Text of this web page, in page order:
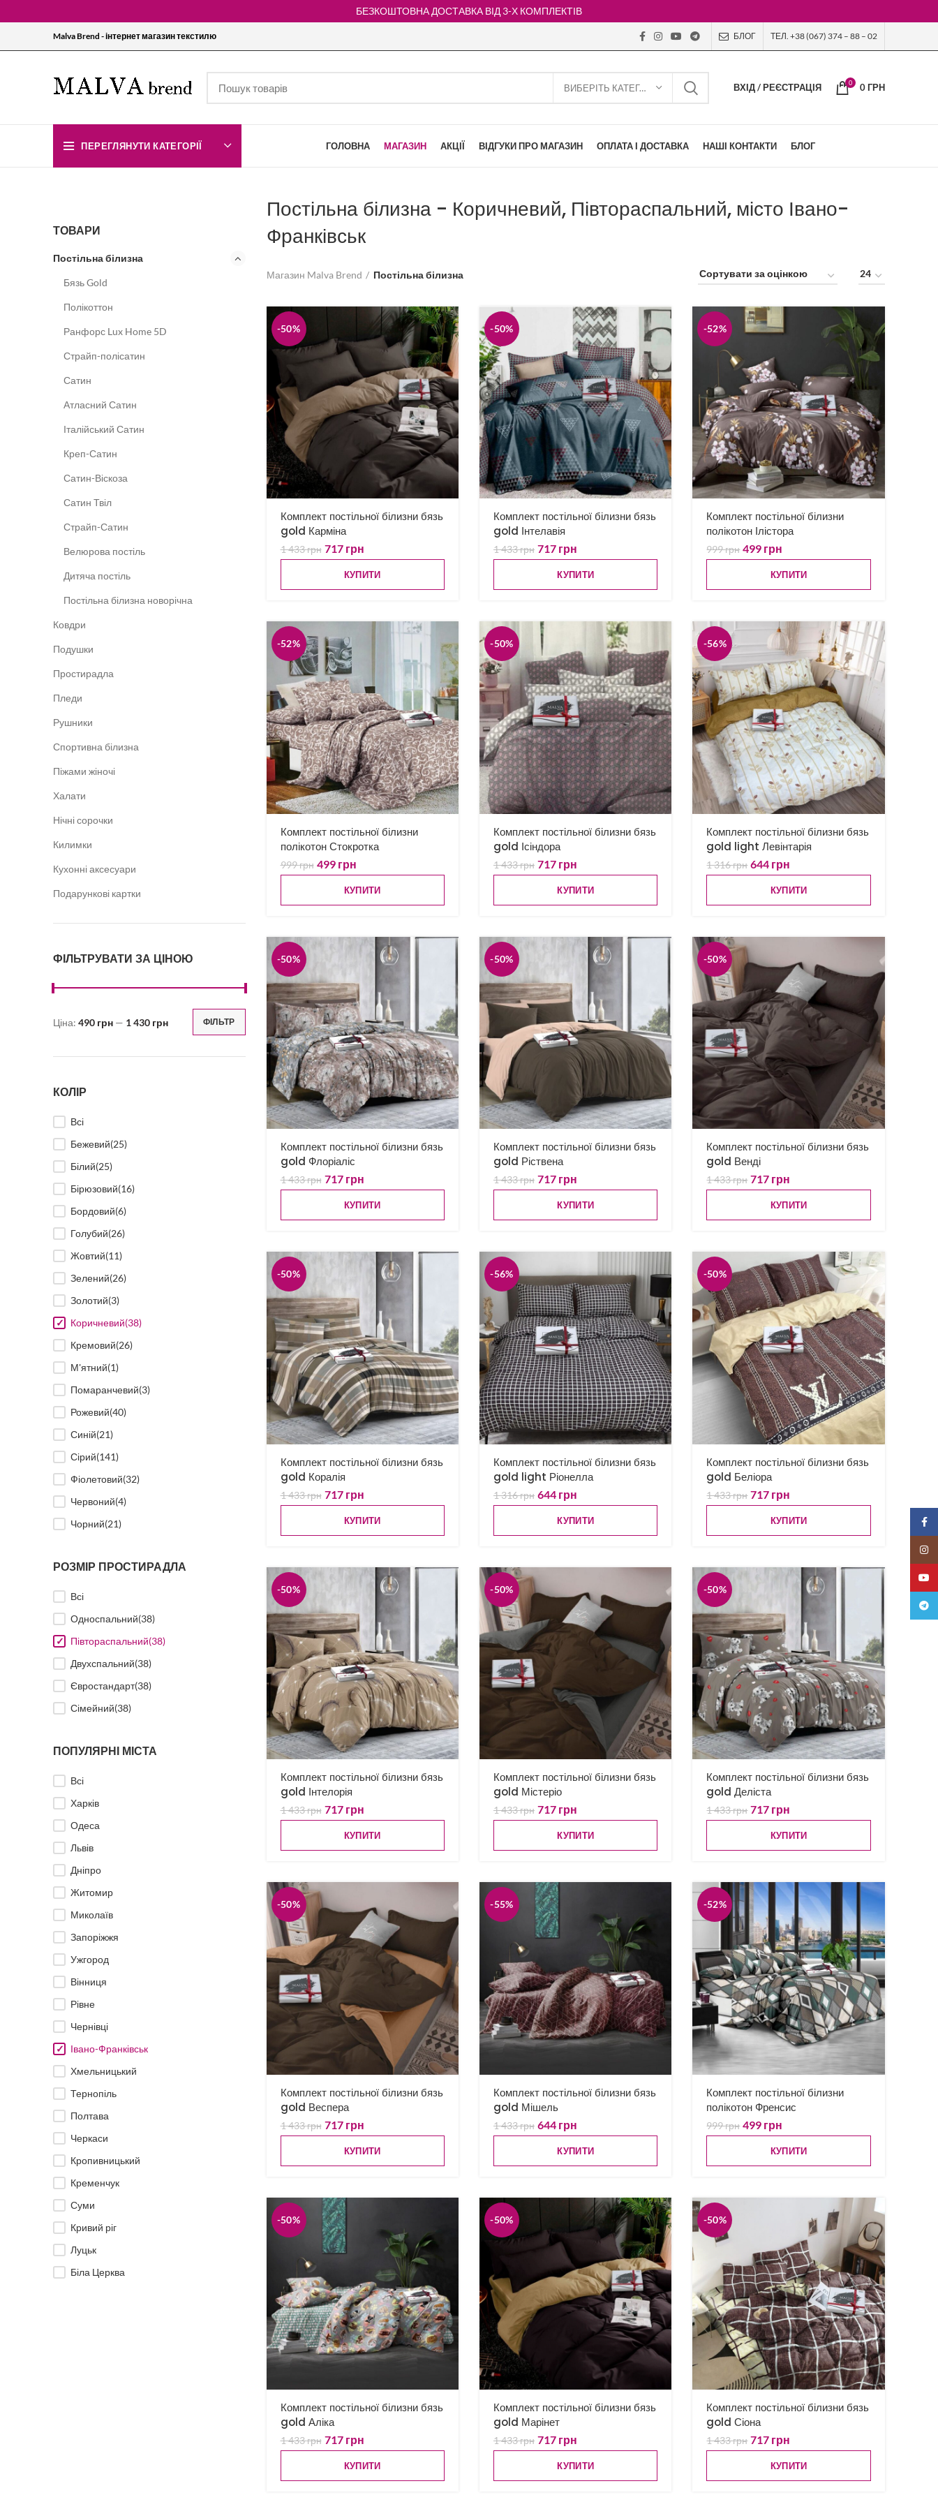
БЕЗКОШТОВНА ДОСТАВКА ВІД 3-Х КОМПЛЕКТІВ
Malva Brend - інтернет магазин текстилю БЛОГ ТЕЛ. +38 (067) 374 – 88 – 02
ВИБЕРІТЬ КАТЕГОРІЮ ВХІД / РЕЄСТРАЦІЯ 0 0ГРН
ПЕРЕГЛЯНУТИ КАТЕГОРІЇ ГОЛОВНА МАГАЗИН АКЦІЇ ВІДГУКИ ПРО МАГАЗИН ОПЛАТА І ДОСТАВКА НАШІ КОНТАКТИ БЛОГ
ТОВАРИ
Постільна білизна
Бязь Gold
Полікоттон
Ранфорс Lux Home 5D
Страйп-полісатин
Сатин
Атласний Сатин
Італійський Сатин
Креп-Сатин
Сатин-Віскоза
Сатин Твіл
Страйп-Сатин
Велюрова постіль
Дитяча постіль
Постільна білизна новорічна
Ковдри
Подушки
Простирадла
Пледи
Рушники
Спортивна білизна
Піжами жіночі
Халати
Нічні сорочки
Килимки
Кухонні аксесуари
Подарункові картки
ФІЛЬТРУВАТИ ЗА ЦІНОЮ
Мінімальна
Найбільша
ФІЛЬТР
Ціна: 490 грн — 1 430 грн
КОЛІР
Всі
Бежевий(25)
Білий(25)
Бірюзовий(16)
Бордовий(6)
Голубий(26)
Жовтий(11)
Зелений(26)
Золотий(3)
Коричневий(38)
Кремовий(26)
М'ятний(1)
Помаранчевий(3)
Рожевий(40)
Синій(21)
Сірий(141)
Фіолетовий(32)
Червоний(4)
Чорний(21)
РОЗМІР ПРОСТИРАДЛА
Всі
Односпальний(38)
Півтораспальний(38)
Двухспальний(38)
Євростандарт(38)
Сімейний(38)
ПОПУЛЯРНІ МІСТА
Всі
Харків
Одеса
Львів
Дніпро
Житомир
Миколаїв
Запоріжжя
Ужгород
Вінниця
Рівне
Чернівці
Івано-Франківськ
Хмельницький
Тернопіль
Полтава
Черкаси
Кропивницький
Кременчук
Суми
Кривий ріг
Луцьк
Біла Церква
Постільна білизна - Коричневий, Півтораспальний, місто Івано-
Франківськ
Магазин Malva Brend Постільна білизна
-50%
Комплект постільної білизни бязь
gold Карміна
1 433грн 717 грн
КУПИТИ
-50%
Комплект постільної білизни бязь
gold Інтелавія
1 433грн 717 грн
КУПИТИ
-52%
Комплект постільної білизни
полікотон Ілістора
999грн 499 грн
КУПИТИ
-52%
Комплект постільної білизни
полікотон Стокротка
999грн 499 грн
КУПИТИ
-50%
Комплект постільної білизни бязь
gold Ісіндора
1 433грн 717 грн
КУПИТИ
-56%
Комплект постільної білизни бязь
gold light Левінтарія
1 316грн 644 грн
КУПИТИ
-50%
Комплект постільної білизни бязь
gold Флоріаліс
1 433грн 717 грн
КУПИТИ
-50%
Комплект постільної білизни бязь
gold Ріствена
1 433грн 717 грн
КУПИТИ
-50%
Комплект постільної білизни бязь
gold Венді
1 433грн 717 грн
КУПИТИ
-50%
Комплект постільної білизни бязь
gold Коралія
1 433грн 717 грн
КУПИТИ
-56%
Комплект постільної білизни бязь
gold light Ріонелла
1 316грн 644 грн
КУПИТИ
-50%
Комплект постільної білизни бязь
gold Беліора
1 433грн 717 грн
КУПИТИ
-50%
Комплект постільної білизни бязь
gold Інтелорія
1 433грн 717 грн
КУПИТИ
-50%
Комплект постільної білизни бязь
gold Містеріо
1 433грн 717 грн
КУПИТИ
-50%
Комплект постільної білизни бязь
gold Деліста
1 433грн 717 грн
КУПИТИ
-50%
Комплект постільної білизни бязь
gold Веспера
1 433грн 717 грн
КУПИТИ
-55%
Комплект постільної білизни бязь
gold Мішель
1 433грн 644 грн
КУПИТИ
-52%
Комплект постільної білизни
полікотон Френсис
999грн 499 грн
КУПИТИ
-50%
Комплект постільної білизни бязь
gold Аліка
1 433грн 717 грн
КУПИТИ
-50%
Комплект постільної білизни бязь
gold Марінет
1 433грн 717 грн
КУПИТИ
-50%
Комплект постільної білизни бязь
gold Сіона
1 433грн 717 грн
КУПИТИ